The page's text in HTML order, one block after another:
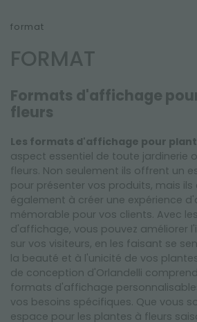
RÉSULTATS DE RECHERCHE:
PLUS DE RÉSULTATS POUR VOUS:
format
FORMAT
Formats d'affichage
fleurs
Les formats d'affichage pour
aspect essentiel de toute jardinerie
fleurs. Non seulement ils offrent un
pour présenter vos produits, mais
également à créer une expérience
mémorable pour vos clients. Avec
d'affichage, vous pouvez améliorer
sur vos visiteurs, en les faisant se
la beauté et à l'unicité de vos
de conception d'Orlandelli
formats d'affichage
vos besoins spécifiques. Que vous
espace pour les plantes à fleurs